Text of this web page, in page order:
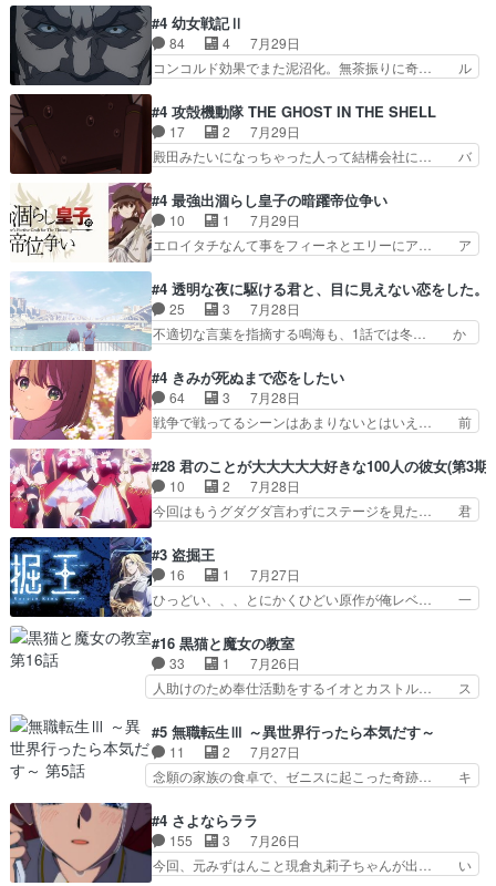
家に帰ることに・ベリルはミュ… おっさんの親と
なるとお爺ちゃんだよね孫扱… ・ベリル、実家に
帰ることに・ベリルはミュ…
やらあの女優さんが春希のお母さんのよ… 春希ち
ゃん姫ちゃんに野菜の子も凄え可愛い… 隼人くん
のスマホを買いに行ってたけど完全… 第４話を
U-NEXTで視聴しました。視聴… スマホを買うた
見始めてたけどなんだかん… いきなりシリアス展
開ぶち込んでくるじゃん… 春希の家庭事情は複
雑。食事とか隼人が親身…
#4 幼女戦記Ⅱ
84 4
7月29日
コンコルド効果でまた泥沼化。無茶振りに奇… ル
グを更新しました!!宜しければ、是非… 計画通り
にはいかないね笑やり遂げた(ほぼ… 今回もター
ニャに不都合なことがあったりし… 白髪の男性が
語った家族を失った喪無感が、… 連邦に対して有
油を注ぐターニャの勝利軍… 犠牲を払っても良い
ならお前たちが前線へ行… 戦闘がアッサリし過ぎ
じゃない？戦争がメイ…
#4 攻殻機動隊 THE GHOST IN THE SHELL
17 2
7月29日
殿田みたいになっちゃった人って結構会社に… バ
見た目もうただのロボでしかないんだよ… 俺らの
汗拭きそりゃいやだろwwバトー＆ト… イノセン
スの元となった回だけど、ガイノイ… アダム・リ
ンクやジェイムスン(教授)型サ… アンドロイドも
センスの土台になったエピ… コミカルなのにも慣
れてきました。１話でし… ロボットの反乱は今と
なっては良くある話し…
#4 最強出涸らし皇子の暗躍帝位争い
10 1
7月29日
エロイタチなんて事をフィーネとエリーにア… ア
スターを呼ぶ笛？黒幕は狩猟祭とは関係… 平凡な
少女に見える眼鏡w眼鏡属性は持ち合… 神アニ
メ、ケテーイ！「騎士狩猟祭、前夜の… フィーネ
がアルノルトに活躍してもらいたが… 第４話を
とフィーネの２度目のデート出… マジできな臭い
ぞ帝位争い。姉からの刺客を… ふぃーねと町の様
子を見に行ったら町中で窃…
#4 透明な夜に駆ける君と、目に見えない恋をした。
25 3
7月28日
不適切な言葉を指摘する鳴海も、1話では冬… か
接していいのかわからず戸惑うかけるも… 盲目だ
と相手の表情も分からないからどう思… 今期のバ
ックナンバーみたいなOPアニメ。… 初デートで
冬月を笑わせようとする姿も冬月… 特に大きな事
を笑わせようとする姿も冬月… 3話までは主人公
がどうでもいいことでずっ… 花火購入に浅草へ…
行き当たりばったり訪問…
#4 きみが死ぬまで恋をしたい
64 3
7月28日
戦争で戦ってるシーンはあまりないとはいえ… 前
の存在で揺らぐ14クラス約束された死… ミミの
秘密をあっさり受け入れたのは拍子抜… 蘇生魔法
って下衆い国なら進退窮まったら手… 蘇生魔法ヤ
バイけどミミいなかったら詰んで… アニメオタク
うございました！アリとセイ… ごめん、そういう
話がしたい作品じゃないの… 第４話感想：その口
止め効果あるかな？ミミ…
#28 君のことが大大大大大好きな100人の彼女(第3期)
10 2
7月28日
今回はもうグダグダ言わずにステージを見た… 君
カノ版ラブライブ！？こういうのは人… 俺、みん
なのレッスン動画をDVDが焼きき… アナウンス
役で出演いたしましたみんなのア… 恋太郎ファミ
リーがガチでアイドルに挑戦！… ギャグギャグし
カノGirlfrien… 『アイドル伝説恋太郎ファミリ
ー』にて「ア… 安木路佐ウル子役で出演いたしま
したクォリ…
#3 盗掘王
16 1
7月27日
ひっどい、、、とにかくひどい原作が俺レベ… 一
美咲さんと言えば幼女！アイマスの市原… 遼河は
目的の為には人命も軽視するタイプの… 4つのス
キルが揃う。広い墓を捜索中、遼河… 村正はそん
なおどろおどろしいエピソードあ… 気持ちよくし
レベのアニメ制作を日本に奪… 予言で正体がバレ
る、もう騙し討ちは出来な… 村正の墓、アニメで
見ると一杯で怖いな。ア…
#16 黒猫と魔女の教室
33 1
7月26日
人助けのため奉仕活動をするイオとカストル… ス
とカストルの共通点は、魔法の制御が出… 椋鳥の
大群て…住民から迷惑がられてない？… キングコ
ングor進撃の巨人牡羊座のアルデ… スピカ・イ
オ・カストルという組み合わせ。… 有り余るパワ
みかたが雑になってきてるな… イキりカストルは
怖がりやったかあスピカな… 鏡の世界への突入と
新たな依頼サブタイトル…
#5 無職転生Ⅲ ～異世界行ったら本気だす～
11 2
7月27日
念願の家族の食卓で、ゼニスに起こった奇跡… キ
ナリーゼの悪魔の囁きwクリフとエリナ… 悪魔の
囁きやめてくださいwおい、1番重要… ゼニスも
感情が出てきてて良い方向に進んで… 第５話を
ABEMAで視聴しました。視聴に… クリフとエリ
#4 さよならララ
155 3
7月26日
今回、元みずはんこと現倉丸莉子ちゃんが出… い